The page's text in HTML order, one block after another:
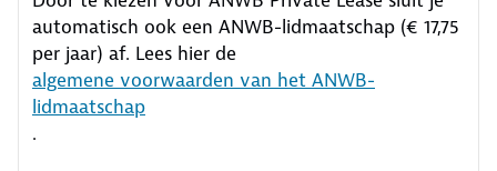
automatisch ook een ANWB-lidmaatschap (€ 17,75
per jaar) af. Lees hier de
algemene voorwaarden van het ANWB-
lidmaatschap
.